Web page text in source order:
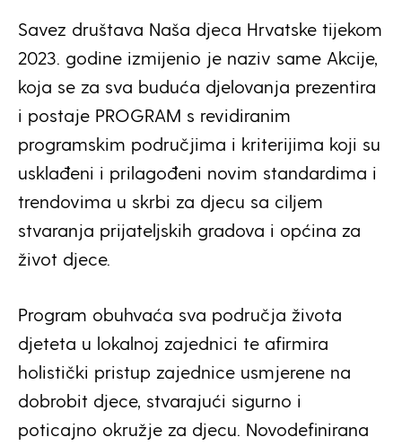
Savez društava Naša djeca Hrvatske tijekom
2023. godine izmijenio je naziv same Akcije,
koja se za sva buduća djelovanja prezentira
i postaje PROGRAM s revidiranim
programskim područjima i kriterijima koji su
usklađeni i prilagođeni novim standardima i
trendovima u skrbi za djecu sa ciljem
stvaranja prijateljskih gradova i općina za
život djece.
Program obuhvaća sva područja života
djeteta u lokalnoj zajednici te afirmira
holistički pristup zajednice usmjerene na
dobrobit djece, stvarajući sigurno i
poticajno okružje za djecu. Novodefinirana